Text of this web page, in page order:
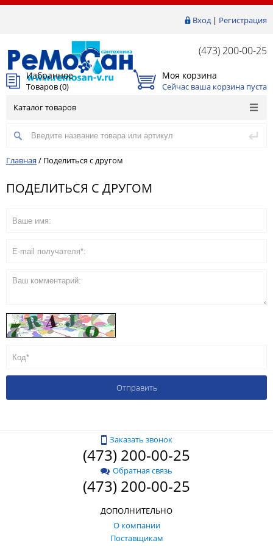
Вход| Регистрация
(473) 200-00-25
Избранное
Товаров (0)
Моя корзина
Сейчас ваша корзина пуста
Каталог товаров
Главная / Поделиться с другом
ПОДЕЛИТЬСЯ С ДРУГОМ
Заказать звонок
(473) 200-00-25
Обратная связь
(473) 200-00-25
ДОПОЛНИТЕЛЬНО
О компании
Поставщикам